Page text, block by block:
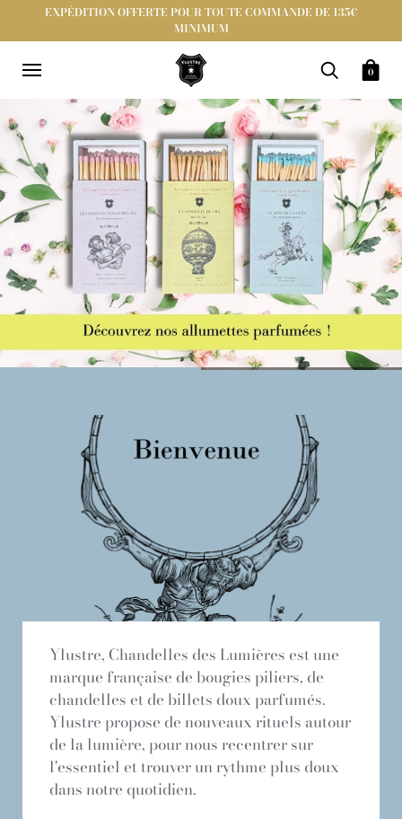
EXPÉDITION OFFERTE POUR TOUTE COMMANDE DE 135€
MINIMUM
0
Ylustre, Chandelles des Lumières est une
marque française de bougies piliers, de
chandelles et de billets doux parfumés.
Ylustre propose de nouveaux rituels autour
de la lumière, pour nous recentrer sur
l'essentiel et trouver un rythme plus doux
dans notre quotidien.